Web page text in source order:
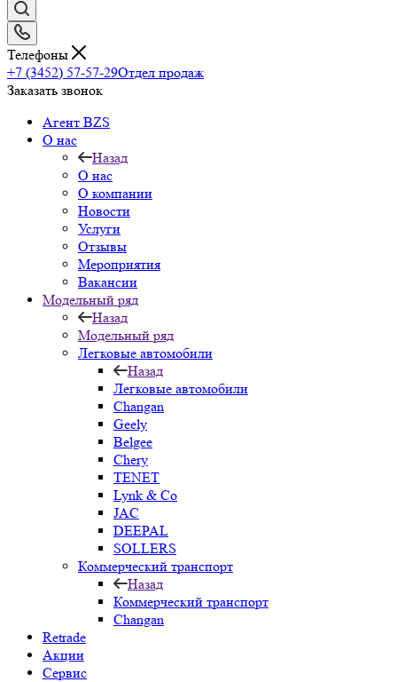
Телефоны
+7 (3452) 57-57-29Отдел продаж
Заказать звонок
Агент BZS
О нас
Назад
О нас
О компании
Новости
Услуги
Отзывы
Мероприятия
Вакансии
Модельный ряд
Назад
Модельный ряд
Легковые автомобили
Назад
Легковые автомобили
Changan
Geely
Belgee
Chery
TENET
Lynk & Co
JAC
DEEPAL
SOLLERS
Коммерческий транспорт
Назад
Коммерческий транспорт
Changan
Retrade
Акции
Сервис